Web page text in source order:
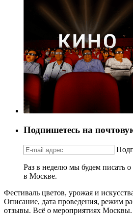
Подпишетесь на
Раз в неделю мы будем писать
в Москве.
Фестиваль цветов, урожая и
Описание, дата проведения, режим
отзывы. Всё о мероприятиях Москвы.